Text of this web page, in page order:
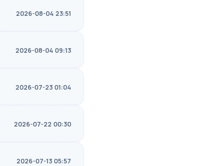
2026-08-04 23:51
2026-08-04 09:13
2026-07-23 01:04
2026-07-22 00:30
2026-07-13 05:57